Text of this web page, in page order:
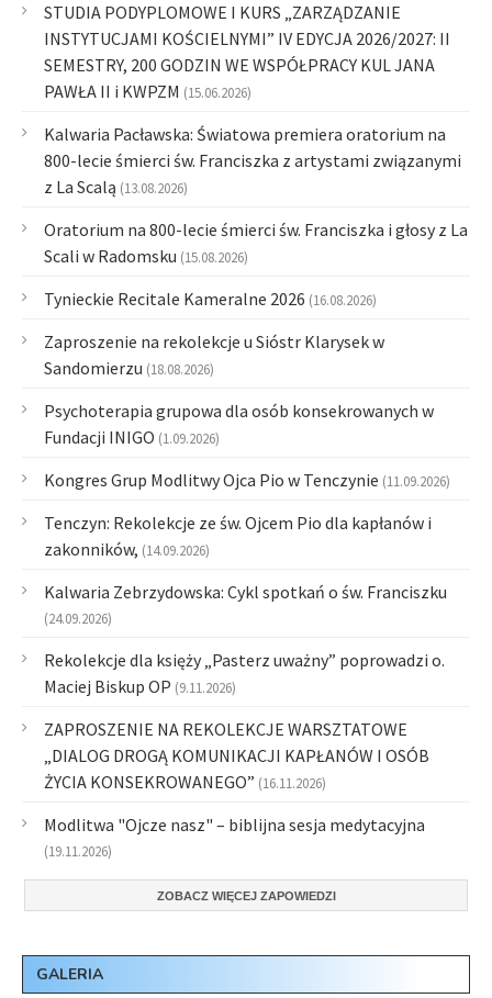
STUDIA PODYPLOMOWE I KURS „ZARZĄDZANIE
INSTYTUCJAMI KOŚCIELNYMI” IV EDYCJA 2026/2027: II
SEMESTRY, 200 GODZIN WE WSPÓŁPRACY KUL JANA
PAWŁA II i KWPZM (15.06.2026)
Kalwaria Pacławska: Światowa premiera oratorium na
800-lecie śmierci św. Franciszka z artystami związanymi
z La Scalą (13.08.2026)
Oratorium na 800-lecie śmierci św. Franciszka i głosy z La
Scali w Radomsku (15.08.2026)
Tynieckie Recitale Kameralne 2026 (16.08.2026)
Zaproszenie na rekolekcje u Sióstr Klarysek w
Sandomierzu (18.08.2026)
Psychoterapia grupowa dla osób konsekrowanych w
Fundacji INIGO (1.09.2026)
Kongres Grup Modlitwy Ojca Pio w Tenczynie (11.09.2026)
Tenczyn: Rekolekcje ze św. Ojcem Pio dla kapłanów i
zakonników, (14.09.2026)
Kalwaria Zebrzydowska: Cykl spotkań o św. Franciszku
(24.09.2026)
Rekolekcje dla księży „Pasterz uważny” poprowadzi o.
Maciej Biskup OP (9.11.2026)
ZAPROSZENIE NA REKOLEKCJE WARSZTATOWE
„DIALOG DROGĄ KOMUNIKACJI KAPŁANÓW I OSÓB
ŻYCIA KONSEKROWANEGO” (16.11.2026)
Modlitwa "Ojcze nasz" – biblijna sesja medytacyjna
(19.11.2026)
ZOBACZ WIĘCEJ ZAPOWIEDZI
GALERIA